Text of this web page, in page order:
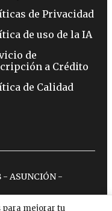
para mejorar tu
de Privacidad
de uso de la IA
de
a Crédito
de Calidad
- ASUNCIÓN -